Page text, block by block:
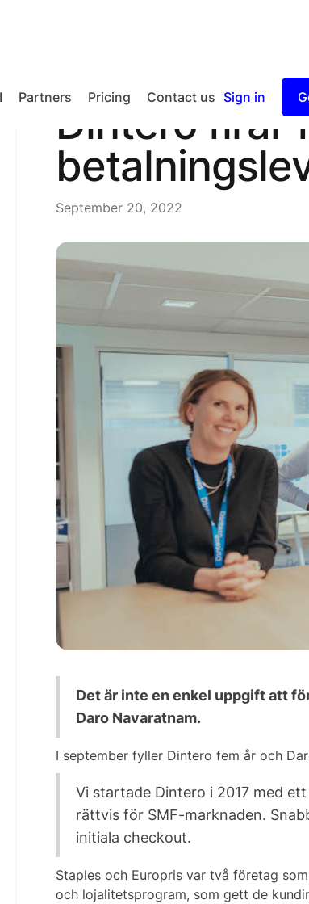
Partners Pricing
Checkout
Split Payout
Contact us Sign in
Dintero firar
September 20, 2022
Det är inte en enkel uppgift att
Daro Navaratnam.
I september fyller Dintero fem år och
Vi startade Dintero i 2017 med
rättvis för SMF-marknaden.
initiala checkout.
Staples och Europris var två företag
och lojalitetsprogram, som gett de